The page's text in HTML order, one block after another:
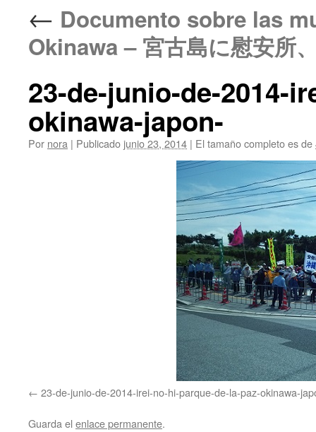
← Documento sobre las
Okinawa – 宮古島に慰安所
23-de-junio-de-2014-
okinawa-japon-
Por nora | Publicado junio 23, 2014 | El tamaño completo es de
23-de-junio-de-2014-irei-no-hi-parque-de-la-paz-okinawa-
Guarda el enlace permanente.